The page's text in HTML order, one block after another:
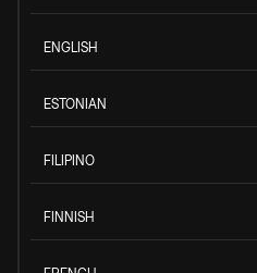
ENGLISH
ESTONIAN
FILIPINO
FINNISH